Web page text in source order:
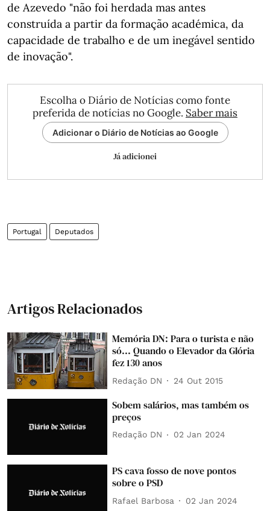
de Azevedo "não foi herdada mas antes
construída a partir da formação académica, da
capacidade de trabalho e de um inegável sentido
de inovação".
Escolha o Diário de Notícias como fonte
preferida de notícias no Google. Saber mais
Adicionar o Diário de Notícias ao Google
Já adicionei
Portugal Deputados
Artigos Relacionados
Memória DN: Para o turista e não
só... Quando o Elevador da Glória
fez 130 anos
Redação DN 24 Out 2015
Sobem salários, mas também os
preços
Redação DN 02 Jan 2024
PS cava fosso de nove pontos
sobre o PSD
Rafael Barbosa 02 Jan 2024